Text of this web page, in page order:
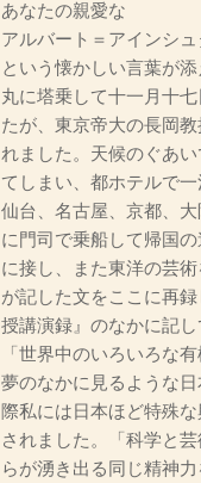
あなたの親愛な
アルバート＝アインシ
という懐かしい言葉が
丸に塔乗して十一月十
たが、東京帝大の長岡
れました。天候のぐあ
てしまい、都ホテルで
仙台、名古屋、京都、
に門司で乗船して帰国
に接し、また東洋の芸
が記した文をここに再
授講演録』のなかに記
「世界中のいろいろな
夢のなかに見るような
際私には日本ほど特殊
されました。「科学と
らが湧き出る同じ精神